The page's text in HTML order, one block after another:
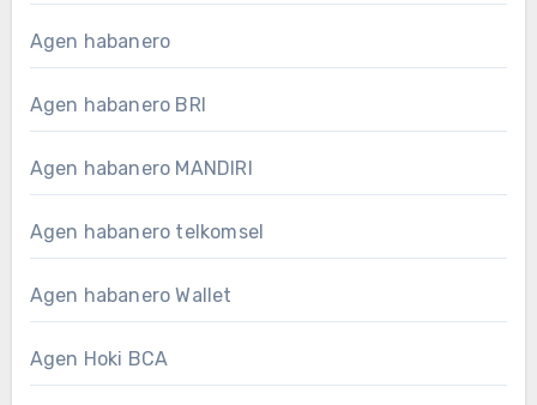
Agen habanero
Agen habanero BRI
Agen habanero MANDIRI
Agen habanero telkomsel
Agen habanero Wallet
Agen Hoki BCA